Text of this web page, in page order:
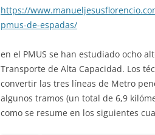
https://
pmus-de-espadas/
en el PMUS se han estudiado ocho
Transporte de Alta Capacidad. Los
convertir las tres líneas de Metro
algunos tramos (un total de 6,9
como se resume en los siguientes